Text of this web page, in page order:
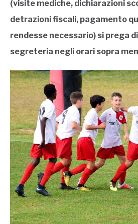
(visite mediche, dichiarazioni
detrazioni fiscali, pagamento
rendesse necessario) si prega
segreteria negli orari sopra